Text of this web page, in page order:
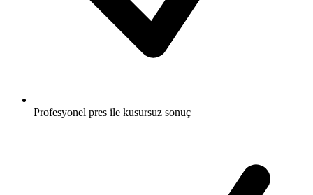
Profesyonel pres ile kusursuz sonuç